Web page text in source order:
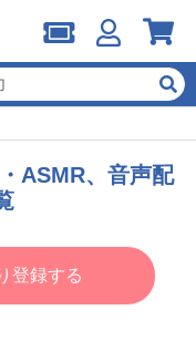
ASMR、音声配
登録する